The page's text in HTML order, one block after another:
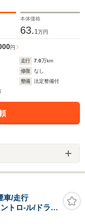
本体価格
63. 1万円
円
走行 7.0万km
修復
なし
整備
法定整備付
車/走行
トロ-ル/ドライ
ドア/バックカ